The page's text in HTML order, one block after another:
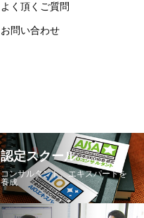
よく頂くご質問
お問い合わせ
認定スクール
コンサルタント、エキスパートを
養成